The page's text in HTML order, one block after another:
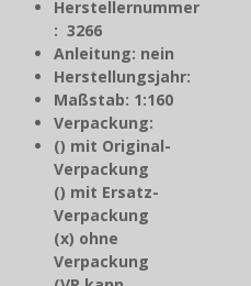
Herstellernummer
: 3266
Anleitung: nein
Herstellungsjahr:
Maßstab: 1:160
Verpackung:
() mit Original-
Verpackung
() mit Ersatz-
Verpackung
(x) ohne
Verpackung